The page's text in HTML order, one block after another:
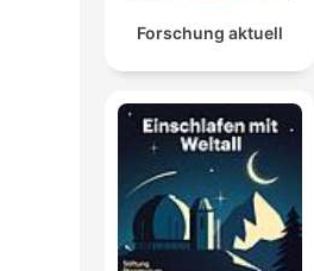
Forschung aktuell